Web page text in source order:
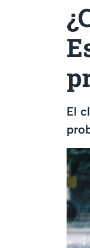
El